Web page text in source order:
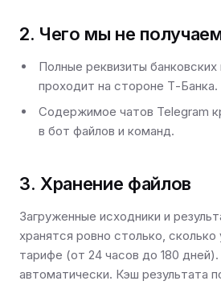
2. Чего мы не
Полные реквизиты банковских
проходит на стороне Т-Банка.
Содержимое чатов Telegram
в бот файлов и команд.
3. Хранение файлов
Загруженные исходники и
хранятся ровно столько, сколько
тарифе (от 24 часов до 180
автоматически. Кэш результата